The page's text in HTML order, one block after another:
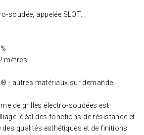
soudée, appelée SLOT.
mètres
- autres matériaux sur demande
de grilles électro-soudées est
idéal des fonctions de résistance et
des qualités esthétiques et de finitions